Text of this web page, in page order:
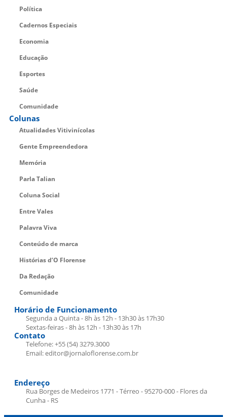
Política
Cadernos Especiais
Economia
Educação
Esportes
Saúde
Comunidade
Colunas
Atualidades Vitivinícolas
Gente Empreendedora
Memória
Parla Talian
Coluna Social
Entre Vales
Palavra Viva
Conteúdo de marca
Histórias d’O Florense
Da Redação
Comunidade
Horário de Funcionamento
Segunda a Quinta - 8h às 12h - 13h30 às 17h30
Sextas-feiras - 8h às 12h - 13h30 às 17h
Contato
Telefone: +55 (54) 3279.3000
Email: editor@jornaloflorense.com.br
Endereço
Rua Borges de Medeiros 1771 - Térreo - 95270-000 - Flores da
Cunha - RS